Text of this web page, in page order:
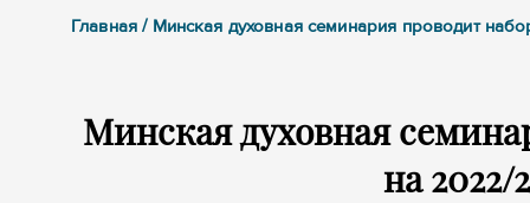
Главная / Минская духовная семинария проводит
Минская духовная
на 2022/